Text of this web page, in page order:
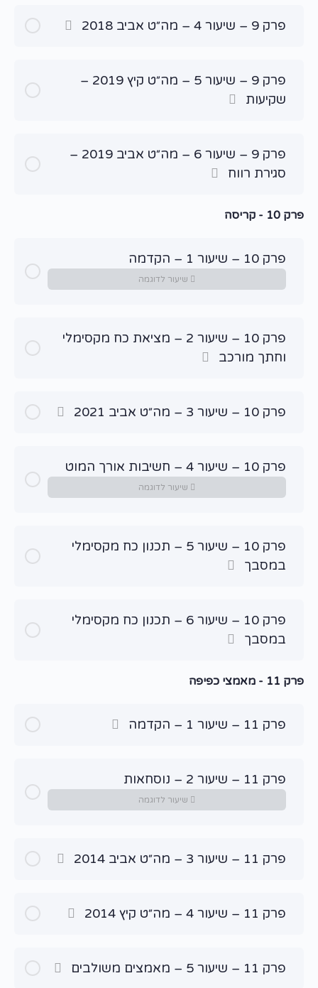
פרק 9 – שיעור 4 – מה״ט אביב 2018
פרק 9 – שיעור 5 – מה״ט קיץ 2019 –
שקיעות
פרק 9 – שיעור 6 – מה״ט אביב 2019 –
סגירת רווח
פרק 10 - קריסה
פרק 10 – שיעור 1 – הקדמה
שיעור לדוגמה
פרק 10 – שיעור 2 – מציאת כח מקסימלי
וחתך מורכב
פרק 10 – שיעור 3 – מה״ט אביב 2021
פרק 10 – שיעור 4 – חשיבות אורך המוט
שיעור לדוגמה
פרק 10 – שיעור 5 – תכנון כח מקסימלי
במסבך
פרק 10 – שיעור 6 – תכנון כח מקסימלי
במסבך
פרק 11 - מאמצי כפיפה
פרק 11 – שיעור 1 – הקדמה
פרק 11 – שיעור 2 – נוסחאות
שיעור לדוגמה
פרק 11 – שיעור 3 – מה״ט אביב 2014
פרק 11 – שיעור 4 – מה״ט קיץ 2014
פרק 11 – שיעור 5 – מאמצים משולבים